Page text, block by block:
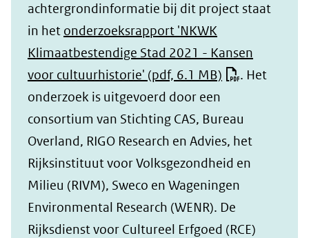
achtergrondinformatie bij dit project staat
in het onderzoeksrapport 'NKWK
Klimaatbestendige Stad 2021 - Kansen
voor cultuurhistorie' (pdf, 6.1 MB)
. Het
onderzoek is uitgevoerd door een
consortium van Stichting CAS, Bureau
Overland, RIGO Research en Advies, het
Rijksinstituut voor Volksgezondheid en
Milieu (RIVM), Sweco en Wageningen
Environmental Research (WENR). De
Rijksdienst voor Cultureel Erfgoed (RCE)